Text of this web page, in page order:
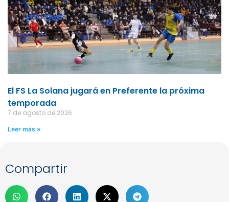
El FS La Solana jugará en Preferente la próxima
temporada
7 de agosto de 2026
Leer más »
Compartir